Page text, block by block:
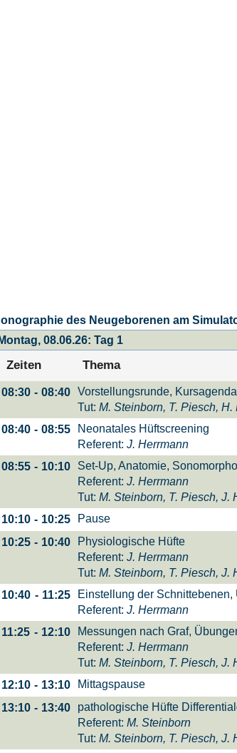
Sonographie des Neugeborenen am
Montag, 08.06.26: Tag 1
Zeiten Thema
08:30 - 08:40 Vorstellungsrunde,
Tut:M. Steinborn, T. Piesch,
08:40 - 08:55
Neonatales Hüftscreening
Referent:J. Herrmann
08:55 - 10:10
Set-Up, Anatomie,
Referent:J. Herrmann
Tut:M. Steinborn, T. Piesch, J.
10:10 - 10:25
Pause
10:25 - 10:40
Physiologische Hüfte
Referent:J. Herrmann
Tut:M. Steinborn, T. Piesch, J.
10:40 - 11:25
Einstellung der
Referent:J. Herrmann
11:25 - 12:10
Messungen nach Graf,
Referent:J. Herrmann
Tut:M. Steinborn, T. Piesch, J.
12:10 - 13:10
Mittagspause
13:10 - 13:40
pathologische Hüfte
Referent:M. Steinborn
Tut:M. Steinborn, T. Piesch, J.